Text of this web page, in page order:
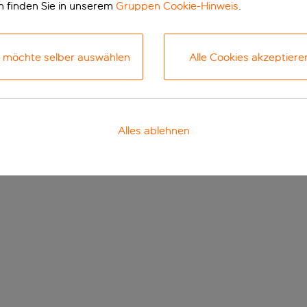
finden Sie in unserem Gruppen Cookie-Hinweis.
möchte selber auswählen Alle Cookies
Alles ablehnen